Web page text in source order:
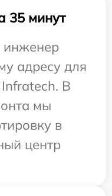
35 минут
адресу для
Infratech. В
мы
в
центр